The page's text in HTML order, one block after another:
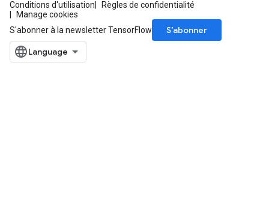
Conditions d'utilisation
Règles de confidentialité
Manage cookies
S'abonner à la newsletter TensorFlow
S’abonner